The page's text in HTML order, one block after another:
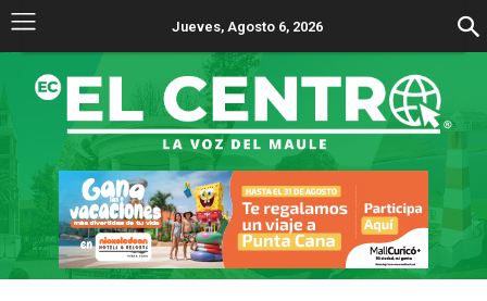
Jueves, Agosto 6, 2026